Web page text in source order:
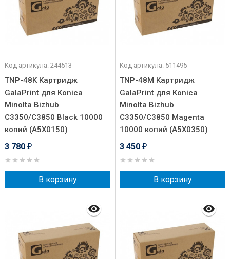
Код артикула: 244513
TNP-48K Картридж
GalaPrint для Konica
Minolta Bizhub
C3350/C3850 Black 10000
копий (A5X0150)
3 780 ₽
В корзину
Код артикула: 511495
TNP-48M Картридж
GalaPrint для Konica
Minolta Bizhub
C3350/C3850 Magenta
10000 копий (A5X0350)
3 450 ₽
В корзину